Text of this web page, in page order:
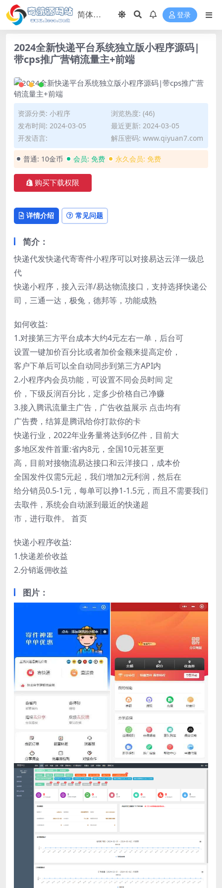
登录
2024全新快递平台系统独立版小程序源码|
带cps推广营销流量主+前端
资源分类: 小程序
浏览热度: (46)
发布时间: 2024-03-05
最近更新: 2024-03-05
开发语言:
解压密码: www.qiyuan7.com
普通: 10金币 会员: 免费 永久会员: 免费
购买下载权限
详情介绍 常见问题
简介：
快递代发快递代寄寄件小程序可以对接易达云洋一级总
代
快递小程序，接入云洋/易达物流接口，支持选择快递公
司，三通一达，极兔，德邦等，功能成熟
如何收益:
1.对接第三方平台成本大约4元左右一单，后台可
设置一键加价百分比或者加价金额来提高定价，
客户下单后可以全自动同步到第三方API内
2.小程序内会员功能，可设置不同会员时间 定
价，下级反润百分比，定多少价格自己净赚
3.接入腾讯流量主广告，广告收益展示 点击均有
广告费，结算是腾讯给你打款你的卡
快递行业，2022年业务量将达到6亿件，目前大
多地区发件首重:省内8元，全国10元甚至更
高，目前对接物流易达接口和云洋接口，成本价
全国发件仅需5元起，我们增加2元利润，然后在
给分销员0.5-1元，每单可以挣1-1.5元，而且不需要我们
去取件，系统会自动派到最近的快递超
市，进行取件。 首页
快递小程序收益:
1.快递差价收益
2.分销返佣收益
图片：